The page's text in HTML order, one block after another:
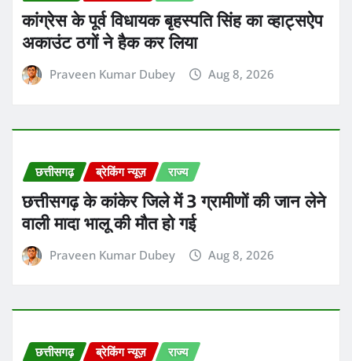
कांग्रेस के पूर्व विधायक बृहस्पति सिंह का व्हाट्सऐप
अकाउंट ठगों ने हैक कर लिया
Praveen Kumar Dubey Aug 8, 2026
छत्तीसगढ़ ब्रेकिंग न्यूज़ राज्य
छत्तीसगढ़ के कांकेर जिले में 3 ग्रामीणों की जान लेने
वाली मादा भालू की मौत हो गई
Praveen Kumar Dubey Aug 8, 2026
छत्तीसगढ़ ब्रेकिंग न्यूज़ राज्य